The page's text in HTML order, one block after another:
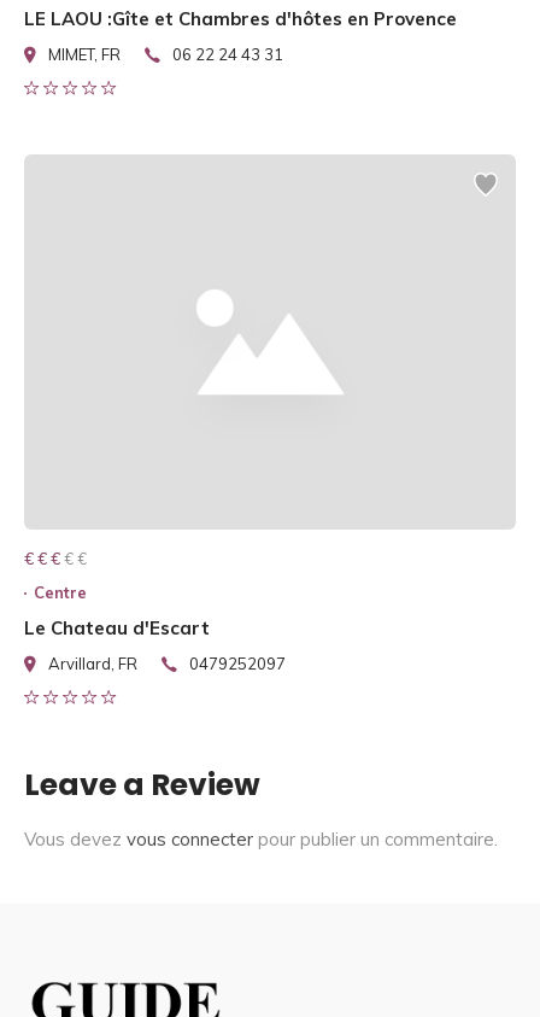
LE LAOU :Gîte et Chambres d'hôtes en Provence
MIMET, FR 06 22 24 43 31
€ € € € €
€ € €
Centre
Le Chateau d'Escart
Arvillard, FR 0479252097
Leave a Review
Vous devez vous connecter pour publier un commentaire.